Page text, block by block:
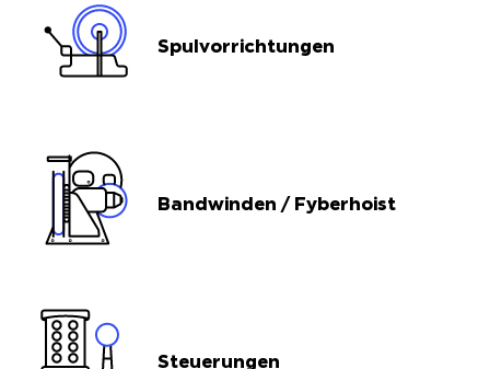
Spulvorrichtungen
Bandwinden / Fyberhoist
Steuerungen